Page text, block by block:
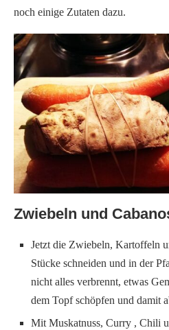
noch einige Zutaten dazu.
Zwiebeln und
Jetzt die Zwiebeln, Kartoffeln
Stücke schneiden und in der
nicht alles verbrennt, etwas
dem Topf schöpfen und damit
Mit Muskatnuss, Curry , Chili